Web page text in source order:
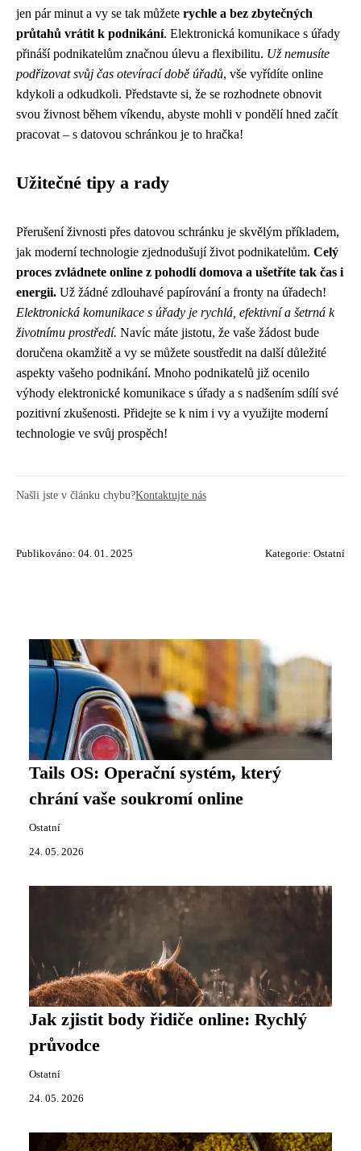
jen pár minut a vy se tak můžete rychle a bez zbytečných
průtahů vrátit k podnikání. Elektronická komunikace s úřady
přináší podnikatelům značnou úlevu a flexibilitu. Už nemusíte
podřizovat svůj čas otevírací době úřadů, vše vyřídíte online
kdykoli a odkudkoli. Představte si, že se rozhodnete obnovit
svou živnost během víkendu, abyste mohli v pondělí hned začít
pracovat – s datovou schránkou je to hračka!
Užitečné tipy a rady
Přerušení živnosti přes datovou schránku je skvělým příkladem,
jak moderní technologie zjednodušují život podnikatelům. Celý
proces zvládnete online z pohodlí domova a ušetříte tak čas i
energii. Už žádné zdlouhavé papírování a fronty na úřadech!
Elektronická komunikace s úřady je rychlá, efektivní a šetrná k
životnímu prostředí. Navíc máte jistotu, že vaše žádost bude
doručena okamžitě a vy se můžete soustředit na další důležité
aspekty vašeho podnikání. Mnoho podnikatelů již ocenilo
výhody elektronické komunikace s úřady a s nadšením sdílí své
pozitivní zkušenosti. Přidejte se k nim i vy a využijte moderní
technologie ve svůj prospěch!
Našli jste v článku chybu?Kontaktujte nás
Publikováno: 04. 01. 2025 Kategorie: Ostatní
Tails OS: Operační systém, který
chrání vaše soukromí online
Ostatní
24. 05. 2026
Jak zjistit body řidiče online: Rychlý
průvodce
Ostatní
24. 05. 2026